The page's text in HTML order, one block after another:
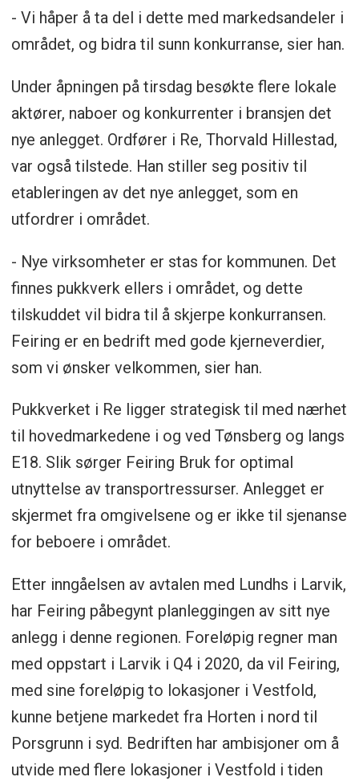
- Vi håper å ta del i dette med markedsandeler i
området, og bidra til sunn konkurranse, sier han.
Under åpningen på tirsdag besøkte flere lokale
aktører, naboer og konkurrenter i bransjen det
nye anlegget. Ordfører i Re, Thorvald Hillestad,
var også tilstede. Han stiller seg positiv til
etableringen av det nye anlegget, som en
utfordrer i området.
- Nye virksomheter er stas for kommunen. Det
finnes pukkverk ellers i området, og dette
tilskuddet vil bidra til å skjerpe konkurransen.
Feiring er en bedrift med gode kjerneverdier,
som vi ønsker velkommen, sier han.
Pukkverket i Re ligger strategisk til med nærhet
til hovedmarkedene i og ved Tønsberg og langs
E18. Slik sørger Feiring Bruk for optimal
utnyttelse av transportressurser. Anlegget er
skjermet fra omgivelsene og er ikke til sjenanse
for beboere i området.
Etter inngåelsen av avtalen med Lundhs i Larvik,
har Feiring påbegynt planleggingen av sitt nye
anlegg i denne regionen. Foreløpig regner man
med oppstart i Larvik i Q4 i 2020, da vil Feiring,
med sine foreløpig to lokasjoner i Vestfold,
kunne betjene markedet fra Horten i nord til
Porsgrunn i syd. Bedriften har ambisjoner om å
utvide med flere lokasjoner i Vestfold i tiden